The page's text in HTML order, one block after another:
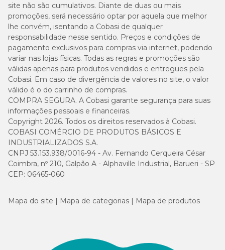
site não são cumulativos. Diante de duas ou mais
promoções, será necessário optar por aquela que melhor
lhe convém, isentando a Cobasi de qualquer
responsabilidade nesse sentido. Preços e condições de
pagamento exclusivos para compras via internet, podendo
variar nas lojas físicas. Todas as regras e promoções são
válidas apenas para produtos vendidos e entregues pela
Cobasi. Em caso de divergência de valores no site, o valor
válido é o do carrinho de compras.
COMPRA SEGURA. A Cobasi garante segurança para suas
informações pessoais e financeiras.
Copyright 2026. Todos os direitos reservados à Cobasi.
COBASI COMÉRCIO DE PRODUTOS BÁSICOS E
INDUSTRIALIZADOS S.A.
CNPJ 53.153.938/0016-94 - Av. Fernando Cerqueira César
Coimbra, nº 210, Galpão A - Alphaville Industrial, Barueri - SP
CEP: 06465-060
Mapa do site Mapa de categorias Mapa de produtos